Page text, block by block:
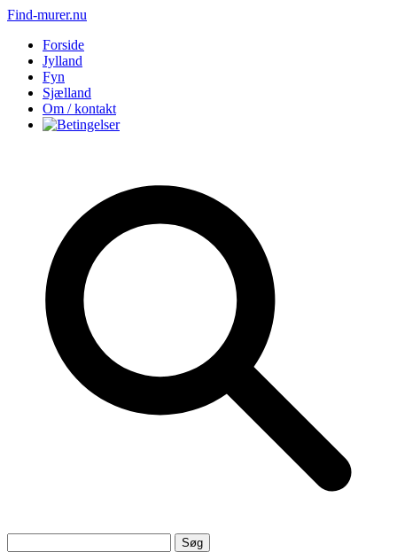
Find-murer.nu
Forside
Jylland
Fyn
Sjælland
Om / kontakt